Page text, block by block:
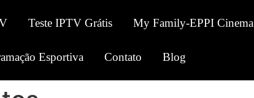
Teste IPTV Grátis My Family-EPPI Cinema
Esportiva Contato Blog